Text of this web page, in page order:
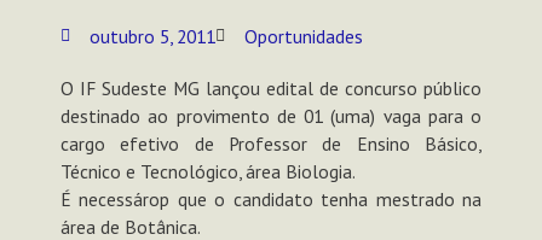
outubro 5, 2011 Oportunidades
O IF Sudeste MG lançou edital de concurso público
destinado ao provimento de 01 (uma) vaga para o
cargo efetivo de Professor de Ensino Básico,
Técnico e Tecnológico, área Biologia.
É necessárop que o candidato tenha mestrado na
área de Botânica.